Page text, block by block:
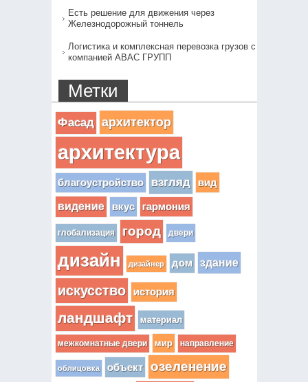
Есть решение для движения через
Железнодорожный тоннель
Логистика и комплексная перевозка грузов с
компанией АВАС ГРУПП
Метки
Фасад архитектор
архитектура
благоустройство взгляд вид
видение вкус гармония
глобализация город двери
дизайн дизайнер дом здание
искусство история
ландшафт материал
межкомнатные двери мир направление
облицовка объект озеленение